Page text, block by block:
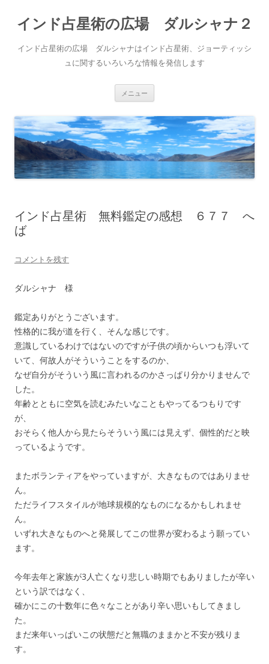
インド占星術の広場 ダルシャナ２
インド占星術の広場 ダルシャナはインド占星術、ジョーティッシ
ュに関するいろいろな情報を発信します
メニュー
ン
ツ
へ
ス
キ
ッ
プ
インド占星術 無料鑑定の感想 ６７７ へ
ば
コメントを残す
ダルシャナ 様
鑑定ありがとうございます。
性格的に我が道を行く、そんな感じです。
意識しているわけではないのですが子供の頃からいつも浮いて
いて、何故人がそういうことをするのか、
なぜ自分がそういう風に言われるのかさっぱり分かりませんで
した。
年齢とともに空気を読むみたいなこともやってるつもりです
が、
おそらく他人から見たらそういう風には見えず、個性的だと映
っているようです。
またボランティアをやっていますが、大きなものではありませ
ん。
ただライフスタイルが地球規模的なものになるかもしれませ
ん。
いずれ大きなものへと発展してこの世界が変わるよう願ってい
ます。
今年去年と家族が3人亡くなり悲しい時期でもありましたが辛い
という訳ではなく、
確かにこの十数年に色々なことがあり辛い思いもしてきまし
た。
まだ来年いっぱいこの状態だと無職のままかと不安が残りま
す。